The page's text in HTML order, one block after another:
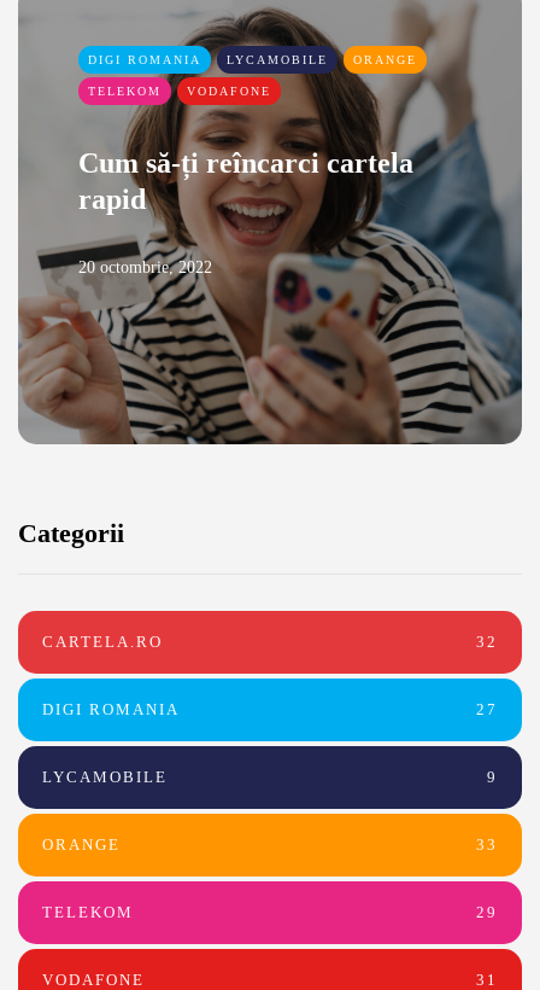
DIGI ROMANIA LYCAMOBILE ORANGE
TELEKOM VODAFONE
Cum să-ți reîncarci cartela
rapid
20 octombrie, 2022
Categorii
CARTELA.RO 32
DIGI ROMANIA 27
LYCAMOBILE 9
ORANGE 33
TELEKOM 29
VODAFONE 31